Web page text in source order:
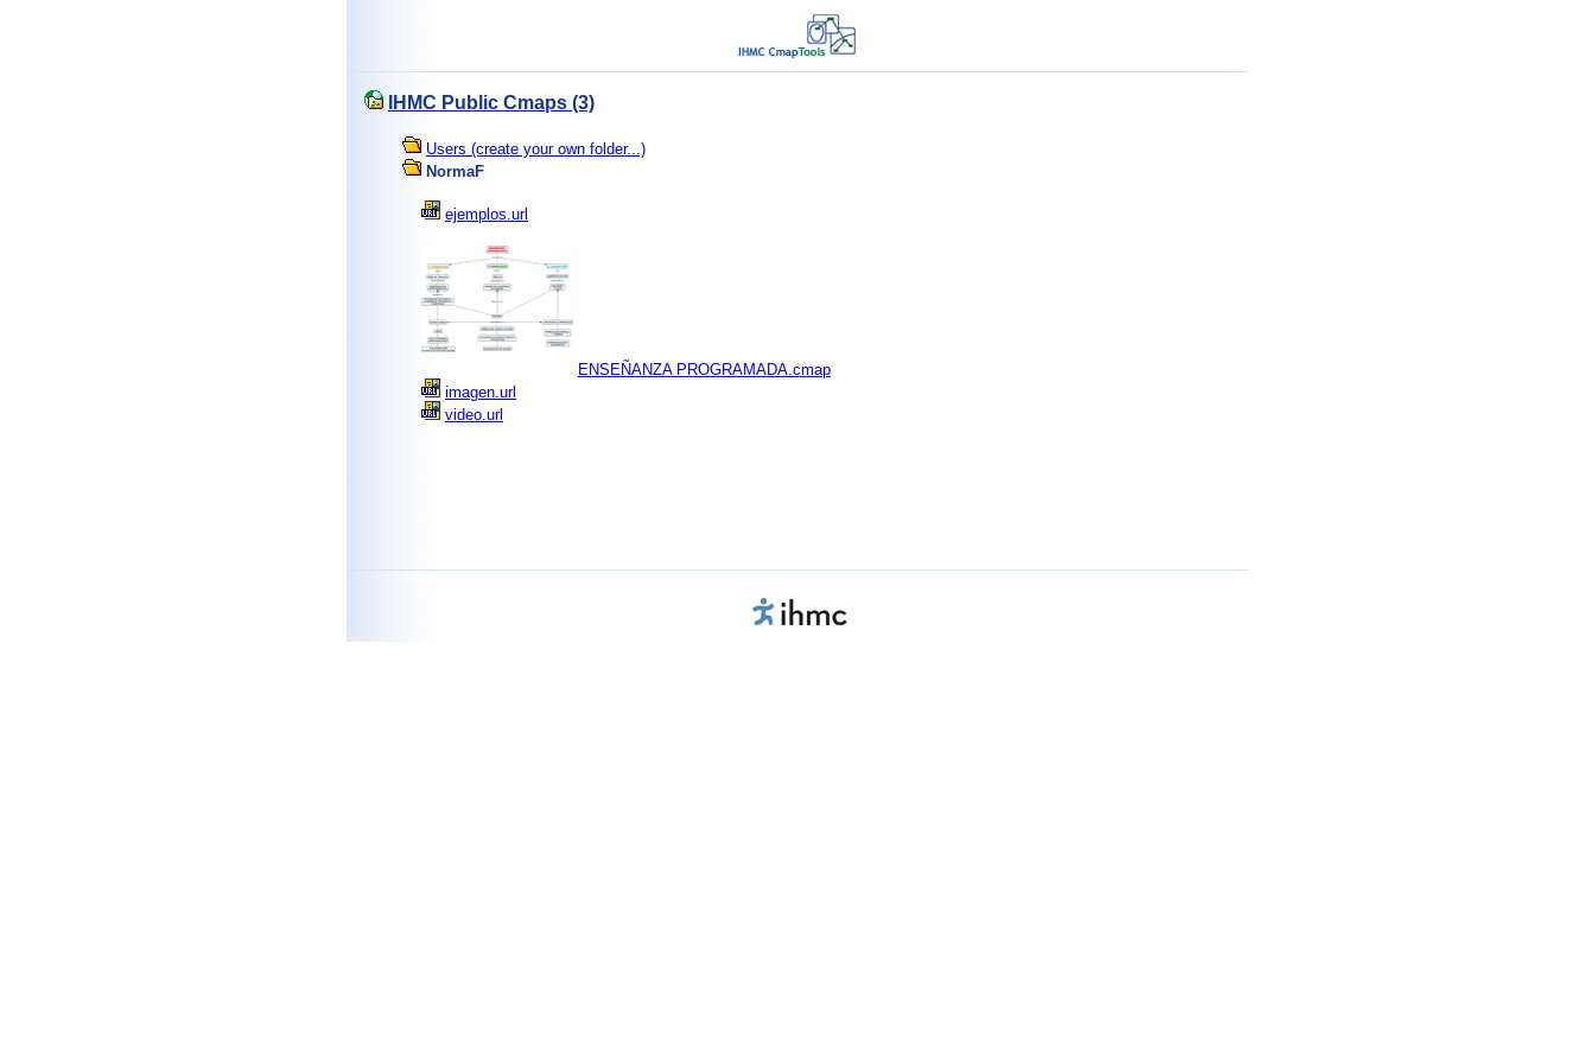
IHMC Public Cmaps (3)
Users (create your own folder...)
NormaF
ejemplos.url
ENSEÑANZA PROGRAMADA.cmap
imagen.url
video.url